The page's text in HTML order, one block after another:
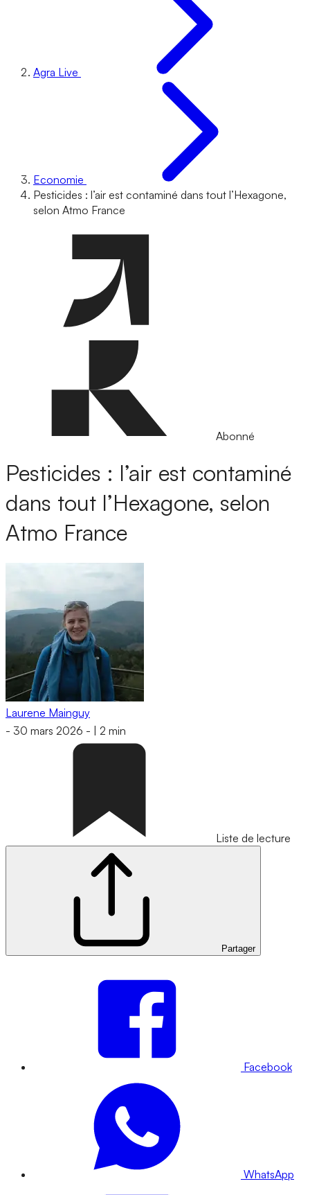
Agra Live
Economie
Pesticides : l’air est contaminé dans tout l’Hexagone,
selon Atmo France
Abonné
Pesticides : l’air est contaminé
dans tout l’Hexagone, selon
Atmo France
Laurene Mainguy
- 30 mars 2026 - 2 min
Liste de lecture
Partager
Facebook
WhatsApp